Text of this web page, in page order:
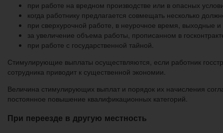
при работе на вредном производстве или в опасных
когда работнику предлагается совмещать несколько
при сверхурочной работе, в неурочное время, выходные и
за увеличение объема работы, прописанном в
при работе с государственной тайной.
Стимулирующие выплаты осуществляются, если работник
сотрудника приводит к существенной экономии.
Величина стимулирующих выплат и порядок их начисления
постоянное повышение квалификационных категорий.
При переезде в другую местность